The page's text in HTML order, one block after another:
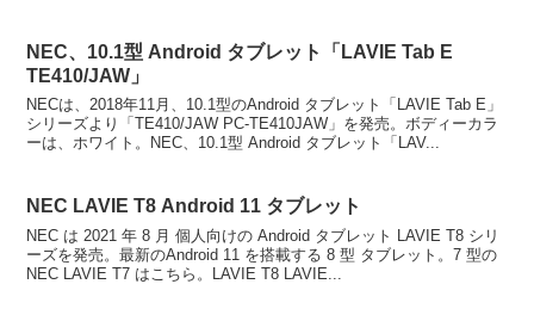
NEC、10.1型 Android タブレット「LAVIE Tab E
TE410/JAW」
NECは、2018年11月、10.1型のAndroid タブレット「LAVIE Tab E」
シリーズより「TE410/JAW PC-TE410JAW」を発売。ボディーカラ
ーは、ホワイト。NEC、10.1型 Android タブレット「LAV...
NEC LAVIE T8 Android 11 タブレット
NEC は 2021 年 8 月 個人向けの Android タブレット LAVIE T8 シリ
ーズを発売。最新のAndroid 11 を搭載する 8 型 タブレット。7 型の
NEC LAVIE T7 はこちら。LAVIE T8 LAVIE...